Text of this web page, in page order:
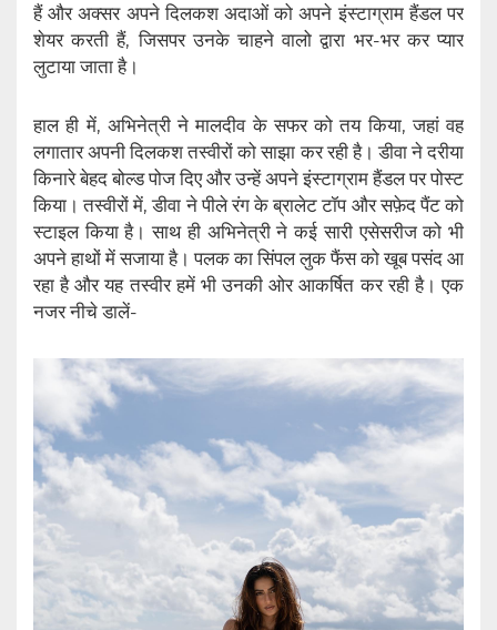
हैं और अक्सर अपने दिलकश अदाओं को अपने इंस्टाग्राम हैंडल पर
शेयर करती हैं, जिसपर उनके चाहने वालो द्वारा भर-भर कर प्यार
लुटाया जाता है।
हाल ही में, अभिनेत्री ने मालदीव के सफर को तय किया, जहां वह
लगातार अपनी दिलकश तस्वीरों को साझा कर रही है। डीवा ने दरीया
किनारे बेहद बोल्ड पोज दिए और उन्हें अपने इंस्टाग्राम हैंडल पर पोस्ट
किया। तस्वीरों में, डीवा ने पीले रंग के ब्रालेट टॉप और सफ़ेद पैंट को
स्टाइल किया है। साथ ही अभिनेत्री ने कई सारी एसेसरीज को भी
अपने हाथों में सजाया है। पलक का सिंपल लुक फैंस को खूब पसंद आ
रहा है और यह तस्वीर हमें भी उनकी ओर आकर्षित कर रही है। एक
नजर नीचे डालें-